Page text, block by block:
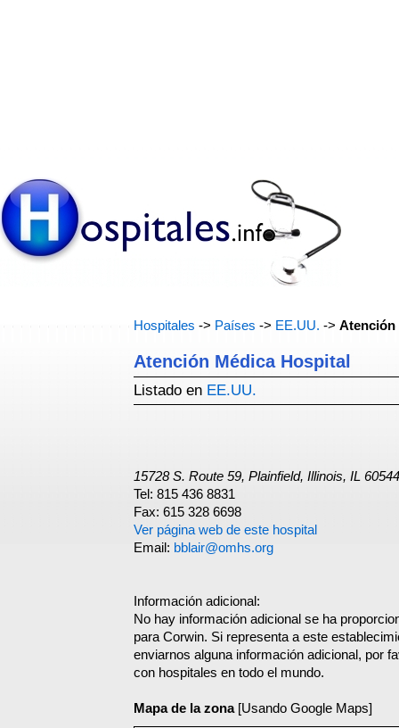
Hospitales -> Países -> EE.UU. -> Atención
Atención Médica Hospital
Listado en EE.UU.
15728 S. Route 59, Plainfield, Illinois, IL 60544
Tel: 815 436 8831
Fax: 615 328 6698
Ver página web de este hospital
Email: bblair@omhs.org
Información adicional:
No hay información adicional se ha
para Corwin. Si representa a este
enviarnos alguna información adicional, por
con hospitales en todo el mundo.
Mapa de la zona[Usando Google Maps]